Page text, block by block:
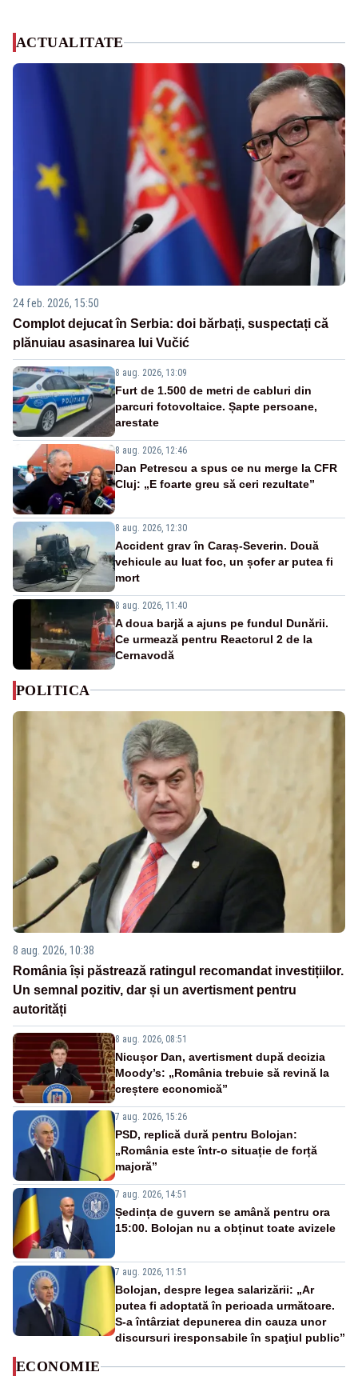
ACTUALITATE
24 feb. 2026, 15:50
Complot dejucat în Serbia: doi bărbați, suspectați că
plănuiau asasinarea lui Vučić
8 aug. 2026, 13:09
Furt de 1.500 de metri de cabluri din
parcuri fotovoltaice. Șapte persoane,
arestate
8 aug. 2026, 12:46
Dan Petrescu a spus ce nu merge la CFR
Cluj: „E foarte greu să ceri rezultate”
8 aug. 2026, 12:30
Accident grav în Caraș-Severin. Două
vehicule au luat foc, un șofer ar putea fi
mort
8 aug. 2026, 11:40
A doua barjă a ajuns pe fundul Dunării.
Ce urmează pentru Reactorul 2 de la
Cernavodă
POLITICA
8 aug. 2026, 10:38
România își păstrează ratingul recomandat investițiilor.
Un semnal pozitiv, dar și un avertisment pentru
autorități
8 aug. 2026, 08:51
Nicușor Dan, avertisment după decizia
Moody’s: „România trebuie să revină la
creștere economică”
7 aug. 2026, 15:26
PSD, replică dură pentru Bolojan:
„România este într-o situație de forță
majoră”
7 aug. 2026, 14:51
Ședința de guvern se amână pentru ora
15:00. Bolojan nu a obținut toate avizele
7 aug. 2026, 11:51
Bolojan, despre legea salarizării: „Ar
putea fi adoptată în perioada următoare.
S-a întârziat depunerea din cauza unor
discursuri iresponsabile în spaţiul public”
ECONOMIE